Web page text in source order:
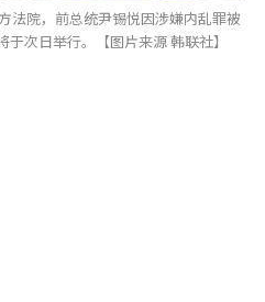
法院，前总统尹锡悦因涉嫌内乱罪被
次日举行。【图片来源 韩联社】